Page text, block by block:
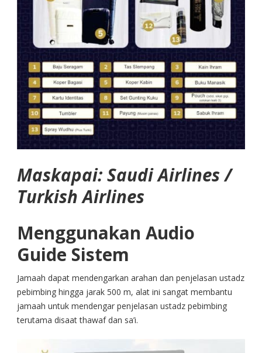
Maskapai: Saudi Airlines /
Turkish Airlines
Menggunakan Audio
Guide Sistem
Jamaah dapat mendengarkan arahan dan penjelasan ustadz
pebimbing hingga jarak 500 m, alat ini sangat membantu
jamaah untuk mendengar penjelasan ustadz pebimbing
terutama disaat thawaf dan sa’i.